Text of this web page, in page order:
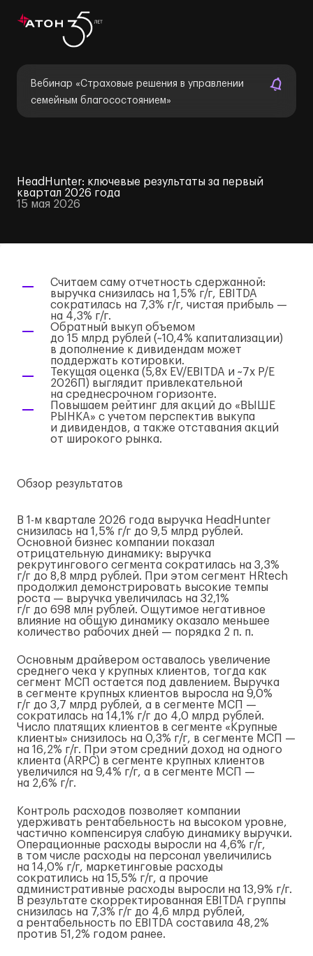
Вебинар «Страховые решения в управлении
семейным благосостоянием»
HeadHunter: ключевые результаты за первый
квартал 2026 года
15 мая 2026
Считаем саму отчетность сдержанной:
выручка снизилась на 1,5% г/г, EBITDA
сократилась на 7,3% г/г, чистая прибыль —
на 4,3% г/г.
Обратный выкуп объемом
до 15 млрд рублей (~10,4% капитализации)
в дополнение к дивидендам может
поддержать котировки.
Текущая оценка (5,8x EV/EBITDA и ~7x P/E
2026П) выглядит привлекательной
на среднесрочном горизонте.
Повышаем рейтинг для акций до «ВЫШЕ
РЫНКА» с учетом перспектив выкупа
и дивидендов, а также отставания акций
от широкого рынка.
Обзор результатов
В 1-м квартале 2026 года выручка HeadHunter
снизилась на 1,5% г/г до 9,5 млрд рублей.
Основной бизнес компании показал
отрицательную динамику: выручка
рекрутингового сегмента сократилась на 3,3%
г/г до 8,8 млрд рублей. При этом сегмент HRtech
продолжил демонстрировать высокие темпы
роста — выручка увеличилась на 32,1%
г/г до 698 млн рублей. Ощутимое негативное
влияние на общую динамику оказало меньшее
количество рабочих дней — порядка 2 п. п.
Основным драйвером оставалось увеличение
среднего чека у крупных клиентов, тогда как
сегмент МСП остается под давлением. Выручка
в сегменте крупных клиентов выросла на 9,0%
г/г до 3,7 млрд рублей, а в сегменте МСП —
сократилась на 14,1% г/г до 4,0 млрд рублей.
Число платящих клиентов в сегменте «Крупные
клиенты» снизилось на 0,3% г/г, в сегменте МСП —
на 16,2% г/г. При этом средний доход на одного
клиента (ARPC) в сегменте крупных клиентов
увеличился на 9,4% г/г, а в сегменте МСП —
на 2,6% г/г.
Контроль расходов позволяет компании
удерживать рентабельность на высоком уровне,
частично компенсируя слабую динамику выручки.
Операционные расходы выросли на 4,6% г/г,
в том числе расходы на персонал увеличились
на 14,0% г/г, маркетинговые расходы
сократились на 15,5% г/г, а прочие
административные расходы выросли на 13,9% г/г.
В результате скорректированная EBITDA группы
снизилась на 7,3% г/г до 4,6 млрд рублей,
а рентабельность по EBITDA составила 48,2%
против 51,2% годом ранее.